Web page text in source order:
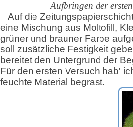
Aufbringen der
Auf die
eine Mischung aus Moltofill,
grüner und brauner Farbe
soll zusätzliche Festigkeit
bereitet den Untergrund der
Für den ersten Versuch hab'
feuchte Material begrast.